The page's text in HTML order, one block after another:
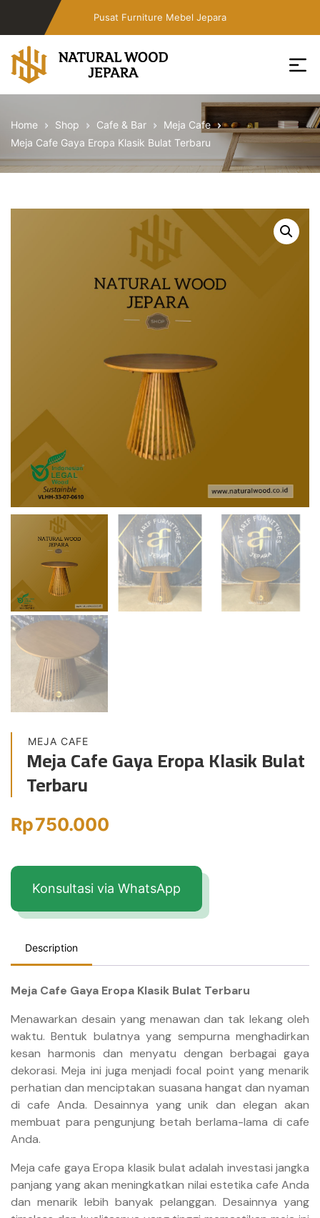
content
Pusat Furniture Mebel Jepara
Toko
Cafe
Jepara
Jati
Home Shop Cafe & Bar
Meja Cafe
Meja Cafe Gaya Eropa Klasik Bulat Terbaru
MEJA CAFE
Meja Cafe Gaya Eropa Klasik Bulat
Terbaru
Rp750.000
Konsultasi via WhatsApp
Description
Meja Cafe Gaya Eropa Klasik Bulat Terbaru
Menawarkan desain yang menawan dan tak lekang oleh
waktu. Bentuk bulatnya yang sempurna menghadirkan
kesan harmonis dan menyatu dengan berbagai gaya
dekorasi. Meja ini juga menjadi focal point yang menarik
perhatian dan menciptakan suasana hangat dan nyaman
di cafe Anda. Desainnya yang unik dan elegan akan
membuat para pengunjung betah berlama-lama di cafe
Anda.
Meja cafe gaya Eropa klasik bulat adalah investasi jangka
panjang yang akan meningkatkan nilai estetika cafe Anda
dan menarik lebih banyak pelanggan. Desainnya yang